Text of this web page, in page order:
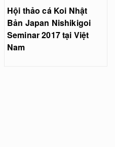
Hội thảo cá Koi Nhật
Bản Japan Nishikigoi
Seminar 2017 tại Việt
Nam